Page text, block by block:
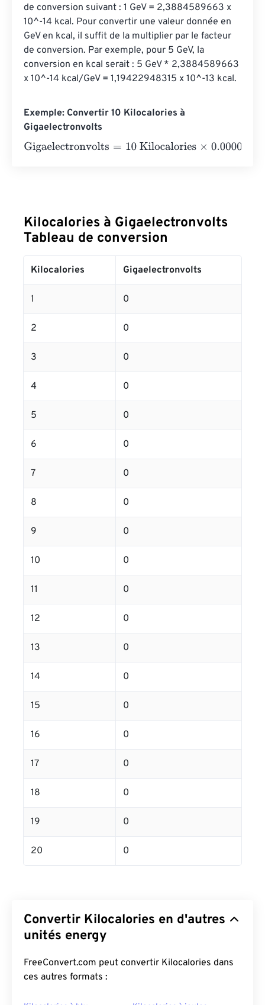
de conversion suivant : 1 GeV = 2,3884589663 x
10^-14 kcal. Pour convertir une valeur donnée en
GeV en kcal, il suffit de la multiplier par le facteur
de conversion. Par exemple, pour 5 GeV, la
conversion en kcal serait : 5 GeV * 2,3884589663
x 10^-14 kcal/GeV = 1,19422948315 x 10^-13 kcal.
Exemple: Convertir 10 Kilocalories à
Gigaelectronvolts
Gigaelectronvolts=10 Kilocalories×
Kilocalories à Gigaelectronvolts
Tableau de conversion
Kilocalories Gigaelectronvolts
1 0
2 0
3 0
4 0
5 0
6 0
7 0
8 0
9 0
10 0
11 0
12 0
13 0
14 0
15 0
16 0
17 0
18 0
19 0
20 0
Convertir Kilocalories en d'autres
unités energy
FreeConvert.com peut convertir Kilocalories dans
ces autres formats :